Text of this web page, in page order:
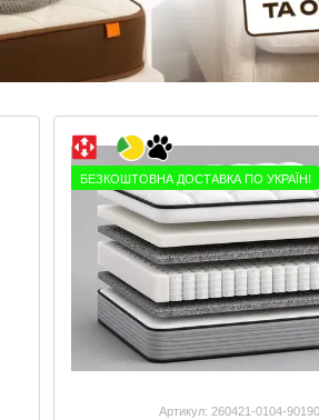
БЕЗКОШТОВНА ДОСТАВКА ПО УКРАЇНІ
Артикул: 260421-0104-90190